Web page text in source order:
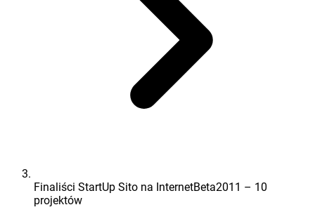
Finaliści StartUp Sito na InternetBeta2011 – 10
projektów